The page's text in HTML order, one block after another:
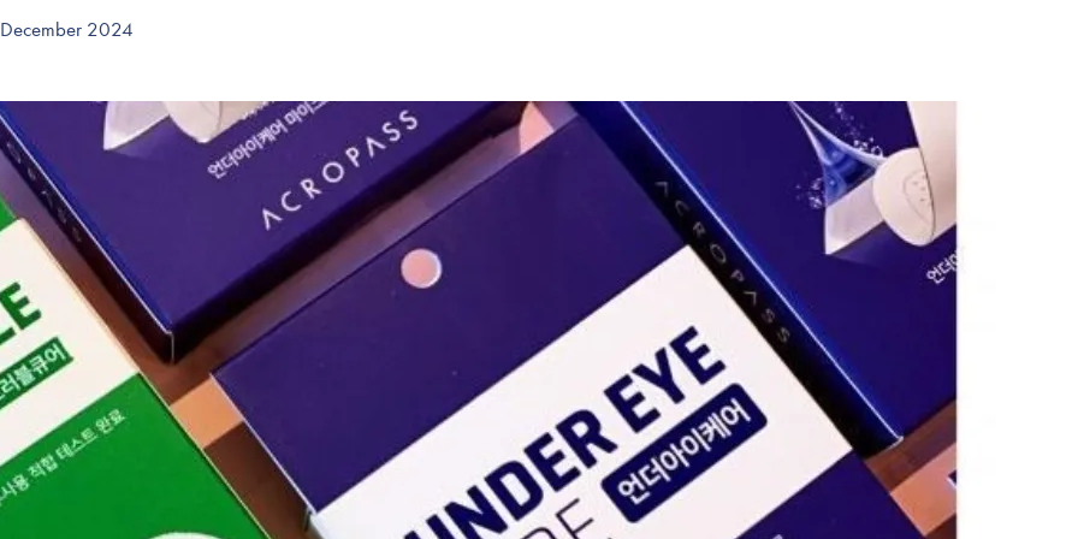
Håraccessoarer
Rengöringsverktyg
Reseförpackninger
Medicube
VT Cosmetics
2024